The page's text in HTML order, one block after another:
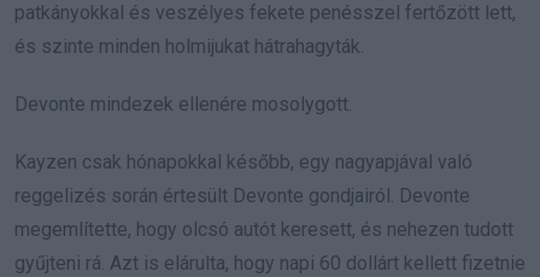
patkányokkal és veszélyes fekete penésszel fertőzött lett,
és szinte minden holmijukat hátrahagyták.
Devonte mindezek ellenére mosolygott.
Kayzen csak hónapokkal később, egy nagyapjával való
reggelizés során értesült Devonte gondjairól. Devonte
megemlítette, hogy olcsó autót keresett, és nehezen tudott
gyűjteni rá. Azt is elárulta, hogy napi 60 dollárt kellett fizetnie